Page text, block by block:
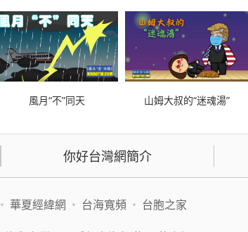
風月“不”同天 山姆大叔的“迷魂湯”
你好台灣網簡介
• 華夏經緯網 • 台海寬頻 • 台胞之家